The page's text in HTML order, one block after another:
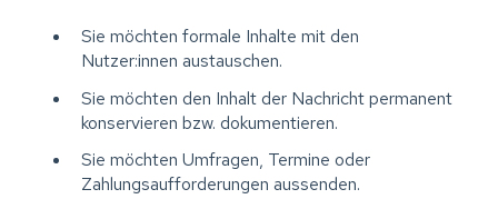
Sie möchten formale Inhalte mit den
Nutzer:innen austauschen.
Sie möchten den Inhalt der Nachricht permanent
konservieren bzw. dokumentieren.
Sie möchten Umfragen, Termine oder
Zahlungsaufforderungen aussenden.